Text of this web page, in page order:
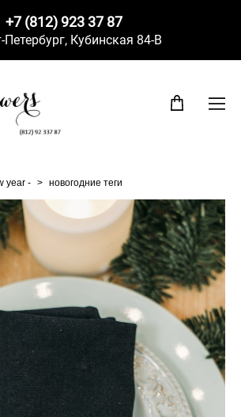
+7 (812) 923 37 87
Петербург, Кубинская 84-В
year - > новогодние теги